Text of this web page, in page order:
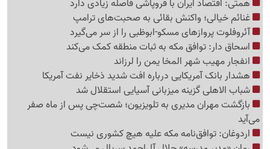
همتی: اقتصاد ایران با فروپاشی فاصله زیادی دارد
غنائم خیالی؛ واکنش بقائی به صحبت‌های ترامپ
آئروفلوت پروازهای مسکو-ابوظبی را از سر می‌گیرد
اسحاق دار: توافق مکه به ثبات منطقه کمک می‌کند
انفجار مهیب شهر المخا یمن را لرزاند
هشدار بانک آمریکایی درباره افت شدید ذخایر نفت آمریکا
شباب الاهلی گزینه میزبانی آسیایی استقلال شد
بازگشت مهران مدیری به تلویزیون؛ شصت‌چی پس از ماه صفر
می‌آید
اردوغان: توافق‌نامه مکه علیه هیچ کشوری نیست